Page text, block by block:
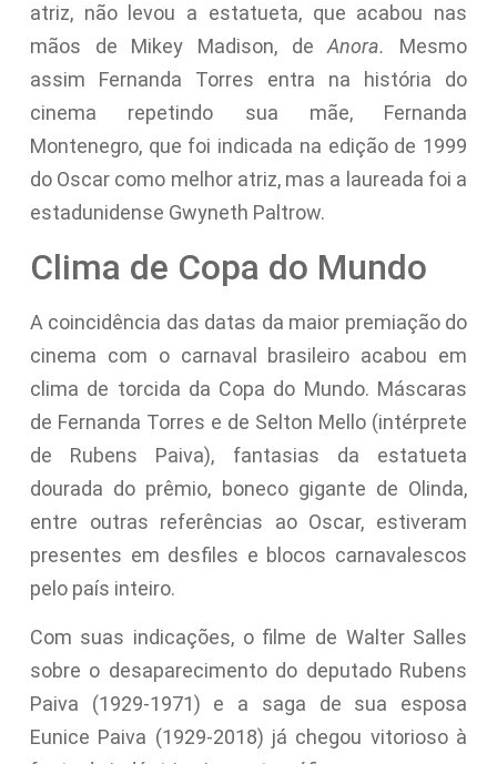
atriz, não levou a estatueta, que acabou nas
mãos de Mikey Madison, deAnora.
Mesmo
assim Fernanda Torres entra na história do
cinema repetindo sua mãe, Fernanda
Montenegro, que foi indicada na edição de 1999
do Oscar como melhor atriz, mas a laureada foi a
estadunidense Gwyneth Paltrow.
Clima de Copa do Mundo
A coincidência das datas da maior premiação do
cinema com o carnaval brasileiro acabou em
clima de torcida da Copa do Mundo. Máscaras
de Fernanda Torres e de Selton Mello (intérprete
de Rubens Paiva), fantasias da estatueta
dourada do prêmio, boneco gigante de Olinda,
entre outras referências ao Oscar, estiveram
presentes em desfiles e blocos carnavalescos
pelo país inteiro.
Com suas indicações, o filme de Walter Salles
sobre o desaparecimento do deputado Rubens
Paiva (1929-1971) e a saga de sua esposa
Eunice Paiva (1929-2018) já chegou vitorioso à